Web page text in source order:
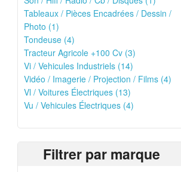
Tableaux / Pièces Encadrées / Dessin /
Photo (1)
Tondeuse (4)
Tracteur Agricole +100 Cv (3)
Vi / Vehicules Industriels (14)
Vidéo / Imagerie / Projection / Films (4)
Vl / Voitures Électriques (13)
Vu / Vehicules Électriques (4)
Filtrer par marque